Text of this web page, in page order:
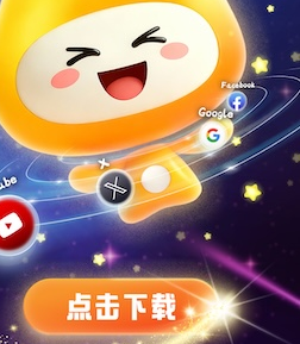
旋风加速器
件中心 雷霆加速
狂飙加速器
红海pro加速器
优云666
加速器
酷通加速器
起飞加速器
番石榴加速器
暴雪加速器 十大免费加速神器